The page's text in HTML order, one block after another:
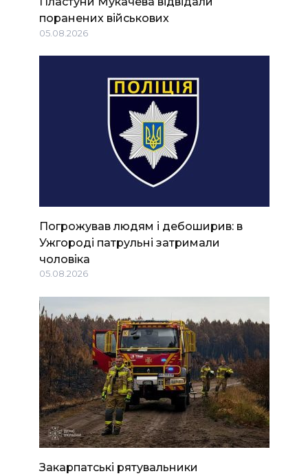
поранених військових
05.08.2026
Погрожував людям і дебоширив: в
Ужгороді патрульні затримали
чоловіка
05.08.2026
Закарпатські рятувальники